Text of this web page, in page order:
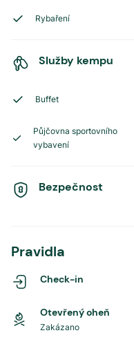
Rybaření
Služby kempu
Buffet
Půjčovna sportovního
vybavení
Bezpečnost
Pravidla
Check-in
Otevřený oheň
Zakázano